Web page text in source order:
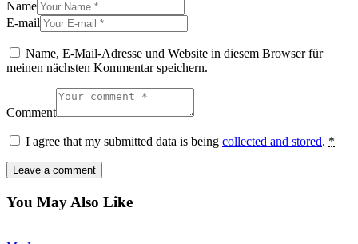
Name
E-mail
Name, E-Mail-Adresse und Website in diesem Browser für
meinen nächsten Kommentar speichern.
Comment
I agree that my submitted data is being collected and stored. *
You May Also Like